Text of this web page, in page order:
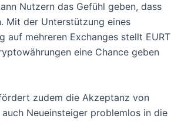
Nutzern das Gefühl geben, dass
Mit der Unterstützung eines
auf mehreren Exchanges stellt EURT
eine Chance geben
zudem die Akzeptanz von
Neueinsteiger problemlos in die